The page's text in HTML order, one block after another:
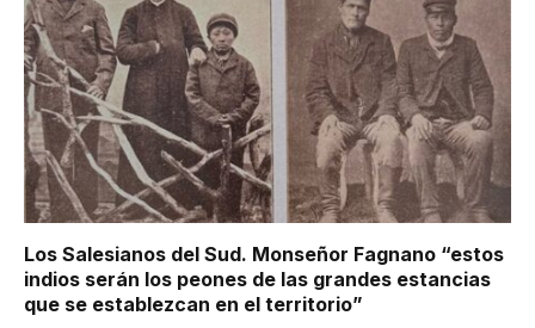
Los Salesianos del Sud. Monseñor Fagnano “estos
indios serán los peones de las grandes estancias
que se establezcan en el territorio”